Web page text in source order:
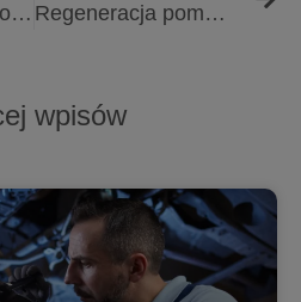
Naprawa pomp do ciągników przy niestabilnym ciśnieniu paliwa spowodowanym mikrodrganiami ramy – jak wibracje z osprzętu wpływają na pracę pompy Regeneracja pomp wtryskowych a zużycie krzywki napędowej – dlaczego pompa po naprawie dalej nie trzyma ciśnienia?
wpisów